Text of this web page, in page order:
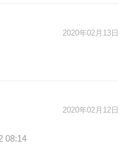
，每一面写上一个动作
来做无触碰穿越！
2020年02月13日
2020年02月12日
08:14